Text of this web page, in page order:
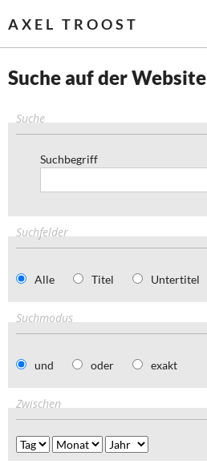
AXEL TROOST
Memo-Gruppe
Institut Solidarische Moderne
Suche auf der Website
Suche
Suchbegriff
Suchfelder
Alle Titel Untertitel
Suchmodus
und oder exakt
Zwischen